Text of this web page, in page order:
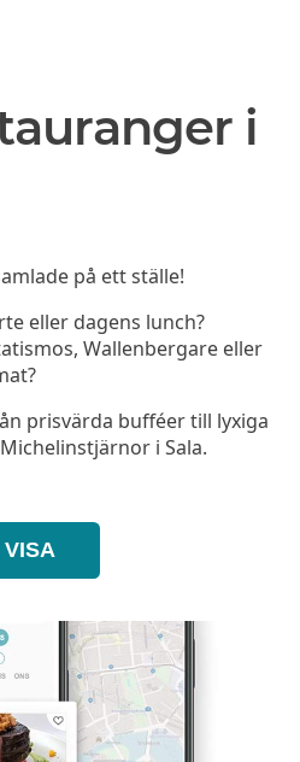
i
på ett ställe!
eller dagens lunch?
Wallenbergare eller
prisvärda bufféer till lyxiga
i Sala.
VISA